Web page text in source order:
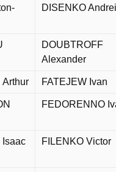
DISENKO
DOUBTROFF
Alexander
Arthur FATEJEW Ivan
FEDORENNO
Isaac FILENKO Victor